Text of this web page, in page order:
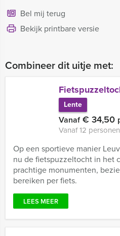
Bel mij terug
Bekijk printbare versie
Combineer dit uitje met:
Lente
Vanaf€ 34,50
Vanaf 12
Op een sportieve manier
nu de fietspuzzeltocht in het
prachtige monumenten,
bereiken per fiets.
LEES MEER